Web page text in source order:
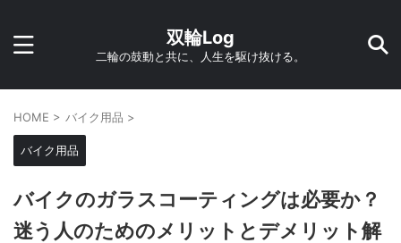
双輪Log
二輪の鼓動と共に、人生を駆け抜ける。
HOME > バイク用品 >
バイク用品
バイクのガラスコーティングは必要か？
迷う人のためのメリットとデメリット解